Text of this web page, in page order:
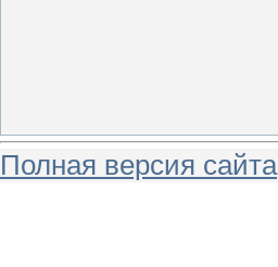
Полная версия сайта